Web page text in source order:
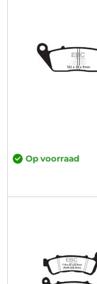
Op voorraad